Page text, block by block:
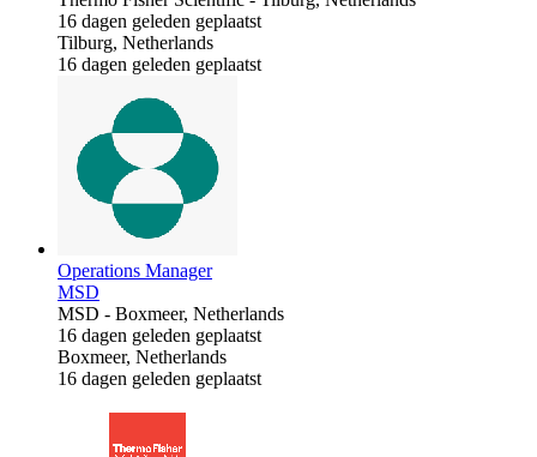
16 dagen geleden geplaatst
Tilburg, Netherlands
16 dagen geleden geplaatst
Operations Manager
MSD
MSD - Boxmeer, Netherlands
16 dagen geleden geplaatst
Boxmeer, Netherlands
16 dagen geleden geplaatst